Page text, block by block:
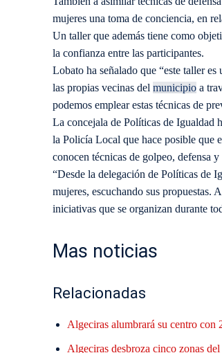
mujeres una toma de conciencia, en
Un taller que además tiene como
la confianza entre las participantes.
Lobato ha señalado que “este taller
las propias vecinas del municipio a
podemos emplear estas técnicas de
La concejala de Políticas de Igualdad
la Policía Local que hace posible que
conocen técnicas de golpeo, defensa
“Desde la delegación de Políticas de
mujeres, escuchando sus propuestas.
iniciativas que se organizan durante
Mas noticias
Relacionadas
Algeciras alumbrará su centro con
Algeciras desbroza cinco zonas